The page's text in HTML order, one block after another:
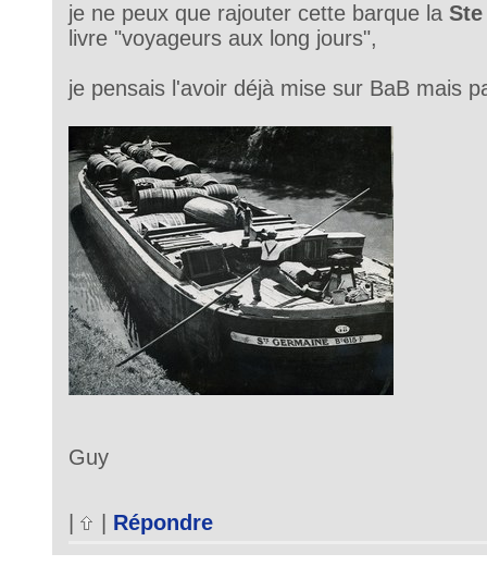
je ne peux que rajouter cette barque la Ste
livre "voyageurs aux long jours",
je pensais l'avoir déjà mise sur BaB mais
Guy
Répondre